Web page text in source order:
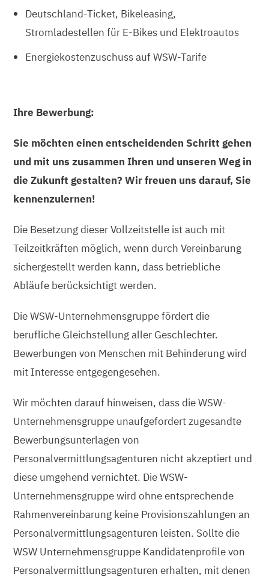
Deutschland-Ticket, Bikeleasing,
Stromladestellen für E-Bikes und Elektroautos
Energiekostenzuschuss auf WSW-Tarife
Ihre Bewerbung:
Sie möchten einen entscheidenden Schritt gehen
und mit uns zusammen Ihren und unseren Weg in
die Zukunft gestalten?Wir freuen uns darauf, Sie
kennenzulernen!
Die Besetzung dieser Vollzeitstelle ist auch mit
Teilzeitkräften möglich, wenn durch Vereinbarung
sichergestellt werden kann, dass betriebliche
Abläufe berücksichtigt werden.
Die WSW-Unternehmensgruppe fördert die
berufliche Gleichstellung aller Geschlechter.
Bewerbungen von Menschen mit Behinderung wird
mit Interesse entgegengesehen.
Wir möchten darauf hinweisen, dass die WSW-
Unternehmensgruppe unaufgefordert zugesandte
Bewerbungsunterlagen von
Personalvermittlungsagenturen nicht akzeptiert und
diese umgehend vernichtet. Die WSW-
Unternehmensgruppe wird ohne entsprechende
Rahmenvereinbarung keine Provisionszahlungen an
Personalvermittlungsagenturen leisten. Sollte die
WSW Unternehmensgruppe Kandidatenprofile von
Personalvermittlungsagenturen erhalten, mit denen